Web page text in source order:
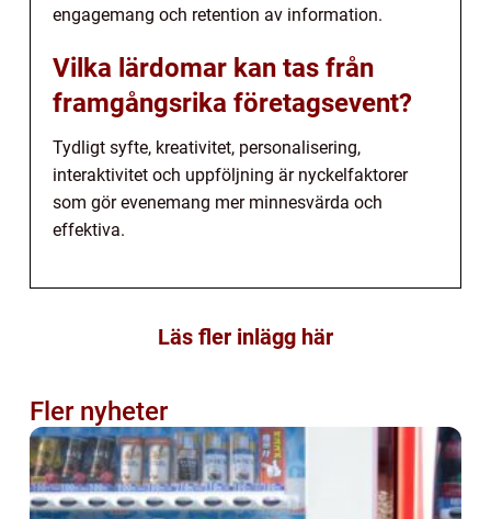
engagemang och retention av information.
Vilka lärdomar kan tas från
framgångsrika företagsevent?
Tydligt syfte, kreativitet, personalisering,
interaktivitet och uppföljning är nyckelfaktorer
som gör evenemang mer minnesvärda och
effektiva.
Läs fler inlägg här
Fler nyheter